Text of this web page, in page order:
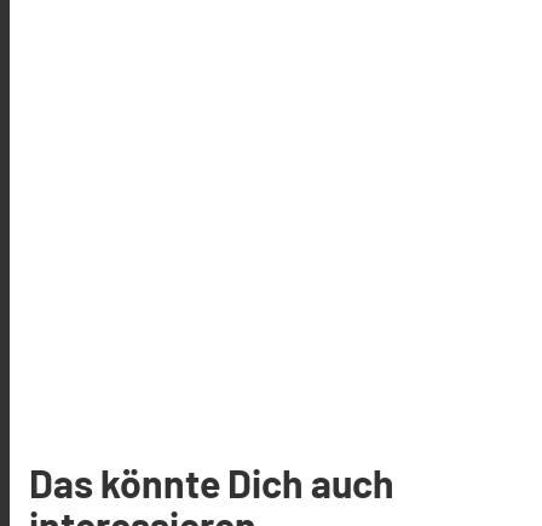
Das könnte Dich auch